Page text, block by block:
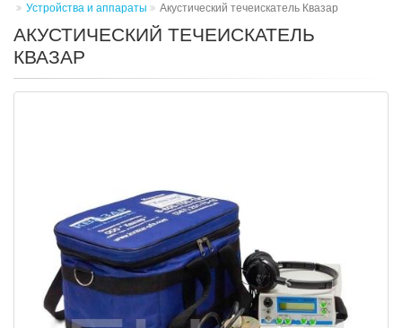
Устройства и аппараты
Акустический течеискатель Квазар
АКУСТИЧЕСКИЙ ТЕЧЕИСКАТЕЛЬ
КВАЗАР